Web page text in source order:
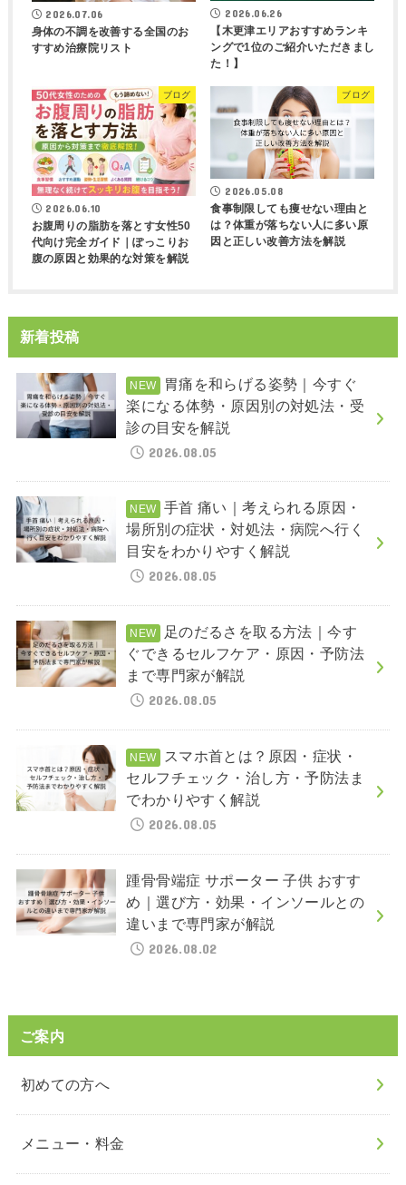
2026.07.06
身体の不調を改善する全国のお
すすめ治療院リスト
2026.06.26
【木更津エリアおすすめランキ
ングで1位のご紹介いただきまし
た！】
ブログ
2026.06.10
お腹周りの脂肪を落とす女性50
代向け完全ガイド｜ぽっこりお
腹の原因と効果的な対策を解説
ブログ
2026.05.08
食事制限しても痩せない理由と
は？体重が落ちない人に多い原
因と正しい改善方法を解説
新着投稿
胃痛を和らげる姿勢｜今すぐ
楽になる体勢・原因別の対処法・受
診の目安を解説
2026.08.05
手首 痛い｜考えられる原因・
場所別の症状・対処法・病院へ行く
目安をわかりやすく解説
2026.08.05
足のだるさを取る方法｜今す
ぐできるセルフケア・原因・予防法
まで専門家が解説
2026.08.05
スマホ首とは？原因・症状・
セルフチェック・治し方・予防法ま
でわかりやすく解説
2026.08.05
踵骨骨端症 サポーター 子供 おすす
め｜選び方・効果・インソールとの
違いまで専門家が解説
2026.08.02
ご案内
初めての方へ
メニュー・料金